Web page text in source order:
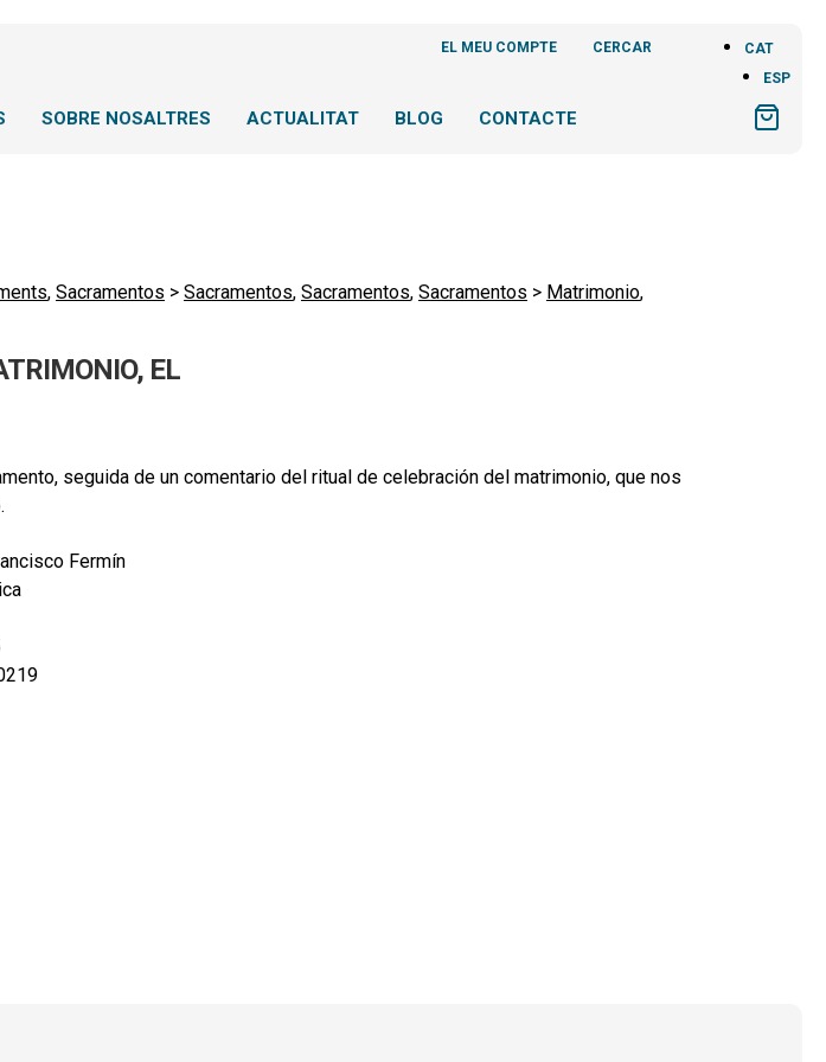
EL MEU COMPTE CERCAR
CAT
ESP
SOBRE NOSALTRES ACTUALITAT BLOG CONTACTE
, Sacramentos > Sacramentos, Sacramentos, Sacramentos > Matrimonio,
EL
seguida de un comentario del ritual de celebración del matrimonio, que nos
Fermín